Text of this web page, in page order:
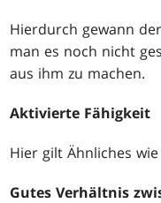
Hierdurch gewann
man es noch nicht
aus ihm zu machen.
Aktivierte Fähigkeit
Hier gilt Ähnliches
Gutes Verhältnis